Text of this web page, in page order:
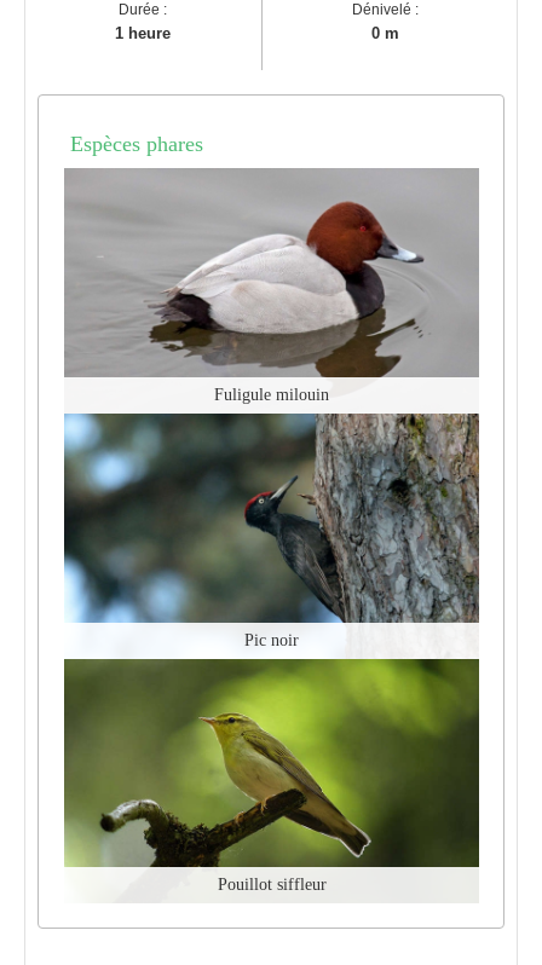
Durée :
1 heure
Dénivelé :
0 m
Espèces phares
Fuligule milouin
Pic noir
Pouillot siffleur